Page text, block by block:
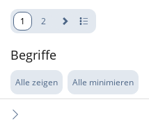
1 2
Begriffe
Alle zeigen Alle minimieren